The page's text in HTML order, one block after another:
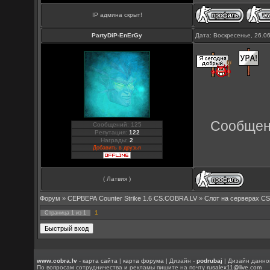
IP админа скрыт!
PartyDiP-EnErGy Дата: Воскресенье,
Сообщений: 125
Репутация: 122
Награды:2
Добавить в друзья
( Латвия )
Форум » СЕРВЕРА Counter Strike 1.6 CS.COBRA.LV » Слот на серверах
Страница 1 из 1 1
www.cobra.lv -карта сайта |карта форума | Дизайн -podrubaj | Дизайн
По вопросам сотрудничества и рекламы пишите на почтуrusalex11@live.com